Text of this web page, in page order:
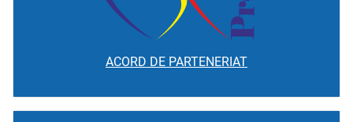
ACORD DE PARTENERIAT